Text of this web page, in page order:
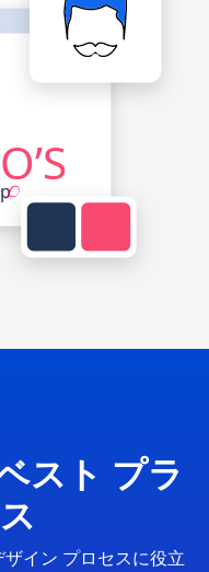
スト プラ
イン プロセスに役立